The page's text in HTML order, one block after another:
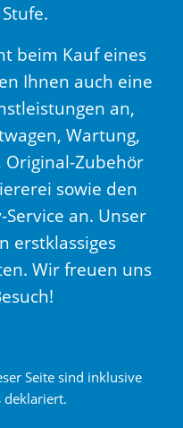
beim Kauf eines
Ihnen auch eine
an,
Wartung,
Original-Zubehör
sowie den
an. Unser
erstklassiges
Wir freuen uns
Seite sind inklusive
deklariert.